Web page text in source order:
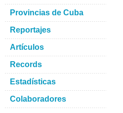
Provincias de Cuba
Reportajes
Artículos
Records
Estadísticas
Colaboradores